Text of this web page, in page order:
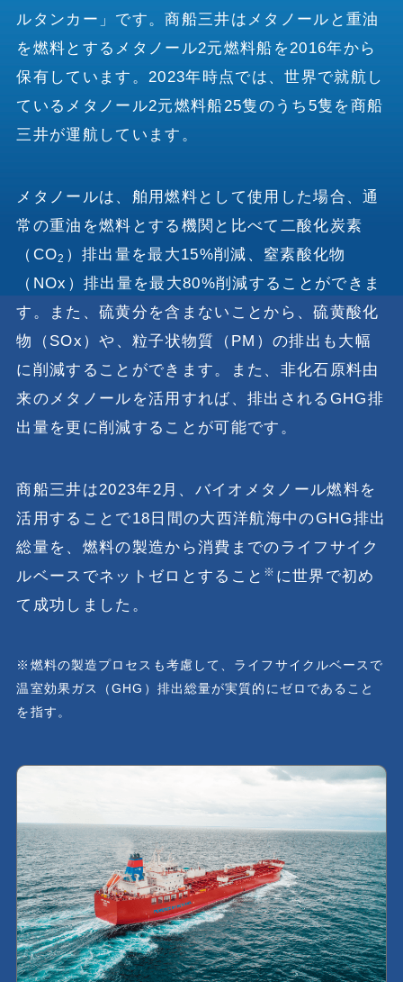
ルタンカー」です。商船三井はメタノールと重油
を燃料とするメタノール2元燃料船を2016年から
保有しています。2023年時点では、世界で就航し
ているメタノール2元燃料船25隻のうち5隻を商船
三井が運航しています。
メタノールは、舶用燃料として使用した場合、通
常の重油を燃料とする機関と比べて二酸化炭素
（CO2 ）排出量を最大15%削減、窒素酸化物
（NOx）排出量を最大80%削減することができま
す。また、硫黄分を含まないことから、硫黄酸化
物（SOx）や、粒子状物質（PM）の排出も大幅
に削減することができます。また、非化石原料由
来のメタノールを活用すれば、排出されるGHG排
出量を更に削減することが可能です。
商船三井は2023年2月、バイオメタノール燃料を
活用することで18日間の大西洋航海中のGHG排出
総量を、燃料の製造から消費までのライフサイク
ルベースでネットゼロとすること ※ に世界で初め
て成功しました。
※燃料の製造プロセスも考慮して、ライフサイクルベースで
温室効果ガス（GHG）排出総量が実質的にゼロであること
を指す。